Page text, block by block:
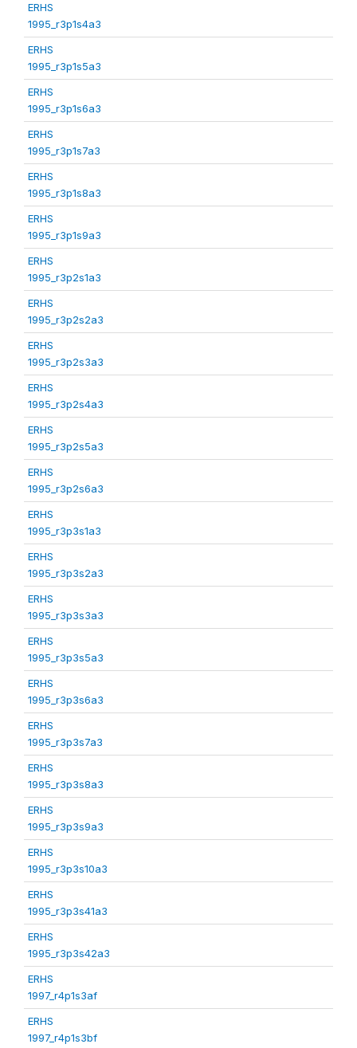
ERHS
1995_r3p1s4a3
ERHS
1995_r3p1s5a3
ERHS
1995_r3p1s6a3
ERHS
1995_r3p1s7a3
ERHS
1995_r3p1s8a3
ERHS
1995_r3p1s9a3
ERHS
1995_r3p2s1a3
ERHS
1995_r3p2s2a3
ERHS
1995_r3p2s3a3
ERHS
1995_r3p2s4a3
ERHS
1995_r3p2s5a3
ERHS
1995_r3p2s6a3
ERHS
1995_r3p3s1a3
ERHS
1995_r3p3s2a3
ERHS
1995_r3p3s3a3
ERHS
1995_r3p3s5a3
ERHS
1995_r3p3s6a3
ERHS
1995_r3p3s7a3
ERHS
1995_r3p3s8a3
ERHS
1995_r3p3s9a3
ERHS
1995_r3p3s10a3
ERHS
1995_r3p3s41a3
ERHS
1995_r3p3s42a3
ERHS
1997_r4p1s3af
ERHS
1997_r4p1s3bf